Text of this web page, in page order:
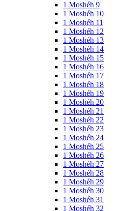
1 Moshéh 9
1 Moshéh 10
1 Moshéh 11
1 Moshéh 12
1 Moshéh 13
1 Moshéh 14
1 Moshéh 15
1 Moshéh 16
1 Moshéh 17
1 Moshéh 18
1 Moshéh 19
1 Moshéh 20
1 Moshéh 21
1 Moshéh 22
1 Moshéh 23
1 Moshéh 24
1 Moshéh 25
1 Moshéh 26
1 Moshéh 27
1 Moshéh 28
1 Moshéh 29
1 Moshéh 30
1 Moshéh 31
1 Moshéh 32